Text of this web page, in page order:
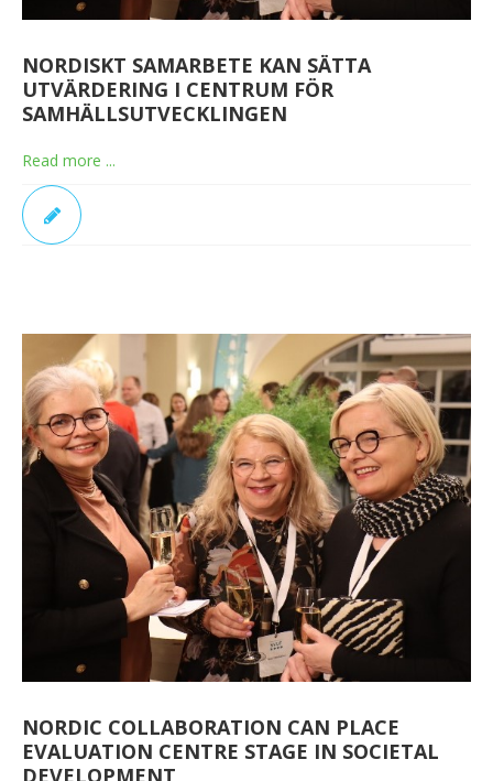
NORDISKT SAMARBETE KAN SÄTTA
UTVÄRDERING I CENTRUM FÖR
SAMHÄLLSUTVECKLINGEN
Read more ...
NORDIC COLLABORATION CAN PLACE
EVALUATION CENTRE STAGE IN SOCIETAL
DEVELOPMENT